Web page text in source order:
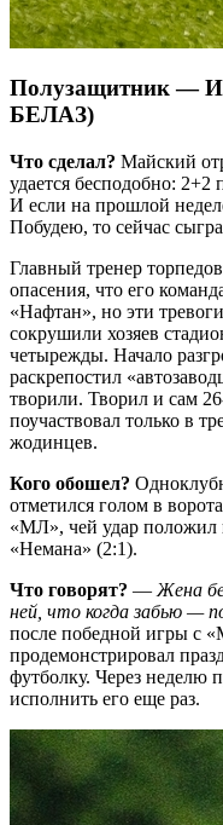
Полузащитник —
БЕЛАЗ)
Что сделал? Майский
удается бесподобно: 2+2
И если на прошлой
Побудею, то сейчас
Главный тренер
опасения, что его
«Нафтан», но эти
сокрушили хозяев
четырежды. Начало
раскрепостил
творили. Творил и сам
поучаствовал только в
жодинцев.
Кого обошел?
отметился голом в
«МЛ», чей удар положил
«Немана» (2:1).
Что говорят? — Жена
ней, что когда забью —
после победной игры с
продемонстрировал
футболку. Через неделю
исполнить его еще раз.